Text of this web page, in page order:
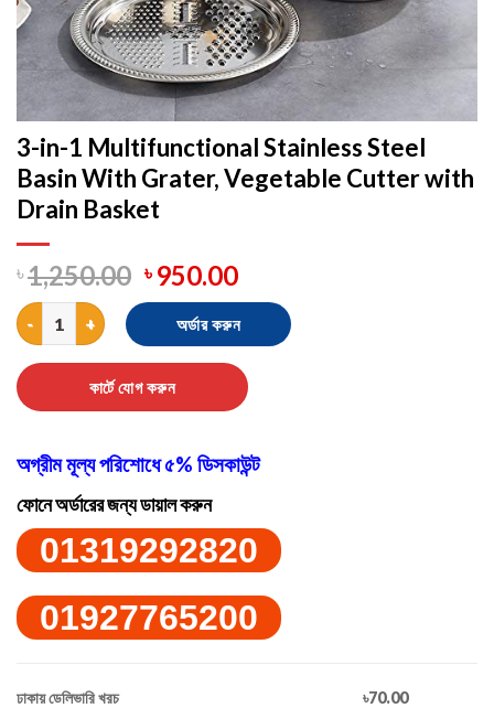
3-in-1 Multifunctional Stainless Steel
Basin With Grater, Vegetable Cutter with
Drain Basket
৳1,250.00 ৳ 950.00
3-in-1 Multifunctional Stainless Steel Basin With Grater,
অর্ডার করুন
কার্টে যোগ করুন
অগ্রীম মূল্য পরিশোধে ৫% ডিসকাউন্ট
ফোনে অর্ডারের জন্য ডায়াল করুন
01319292820
01927765200
ঢাকায় ডেলিভারি খরচ
৳70.00